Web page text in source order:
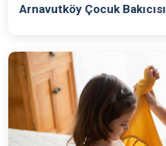
Arnavutköy Çocuk Bakıcısı